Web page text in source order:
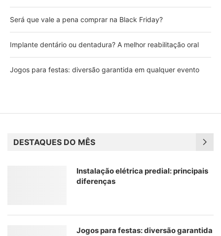
Será que vale a pena comprar na Black Friday?
Implante dentário ou dentadura? A melhor reabilitação oral
Jogos para festas: diversão garantida em qualquer evento
DESTAQUES DO MÊS
Instalação elétrica predial: principais
diferenças
Jogos para festas: diversão garantida